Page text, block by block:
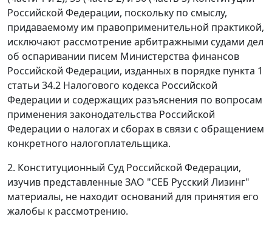
Российской Федерации, поскольку по смыслу,
придаваемому им правоприменительной практикой,
исключают рассмотрение арбитражными судами дел
об оспаривании писем Министерства финансов
Российской Федерации, изданных в порядке пункта 1
статьи 34.2 Налогового кодекса Российской
Федерации и содержащих разъяснения по вопросам
применения законодательства Российской
Федерации о налогах и сборах в связи с обращением
конкретного налогоплательщика.
2. Конституционный Суд Российской Федерации,
изучив представленные ЗАО "СЕБ Русский Лизинг"
материалы, не находит оснований для принятия его
жалобы к рассмотрению.